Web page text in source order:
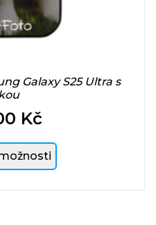
Galaxy S25 Ultra s
Kč